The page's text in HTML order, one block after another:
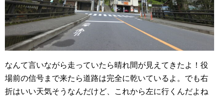
なんて言いながら走っていたら晴れ間が見えてきたよ！役
場前の信号まで来たら道路は完全に乾いているよ。でも右
折はいい天気そうなんだけど、これから左に行くんだよね